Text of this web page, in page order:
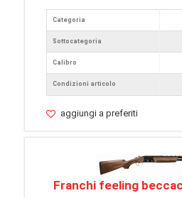
Categoria
Sottocategoria
Calibro
Condizioni articolo
aggiungi a preferiti
Franchi feeling